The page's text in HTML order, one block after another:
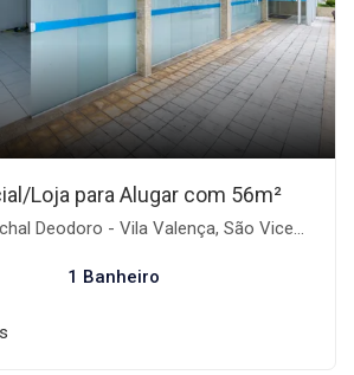
Loja para Alugar com 56m²
Deodoro - Vila Valença, São Vicente-SP
1 Banheiro